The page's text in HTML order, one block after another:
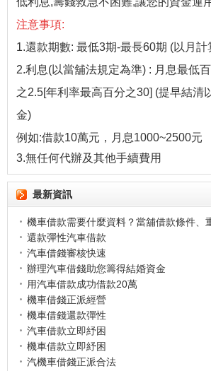
注意事項:
1.還款期數: 最低3期-最長60期 (以月計
2.利息(以當舖法規定為準) : 月息最低
之2.5[年利率最高百分之30] (提早結清
金)
例如:借款10萬元，月息1000~2500元
3.無任何代辦及其他手續費用
最新資訊
機車借款需要什麼資料？當舖借款條件、
還款彈性汽車借款
汽車借錢審核快速
辦理汽車借錢助您籌得結婚資金
用汽車借款成功借款20萬
機車借錢正派經營
機車借錢還款彈性
汽車借款立即紓困
機車借款立即紓困
汽機車借錢正派合法